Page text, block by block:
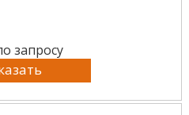
запросу